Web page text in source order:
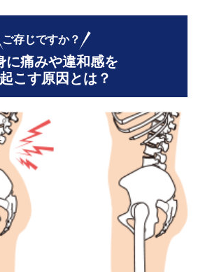
ご存じですか？
に痛みや違和感を
こす原因とは？